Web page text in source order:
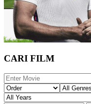
CARI FILM